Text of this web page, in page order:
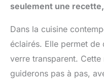
seulement une
Dans la cuisine
éclairés. Elle permet
verre transparent.
guiderons pas à pas,